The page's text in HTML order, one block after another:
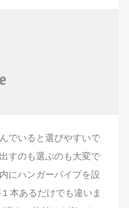
でいると選びやすいで
すのも選ぶのも大変で
にハンガーパイプを設
本あるだけでも違いま